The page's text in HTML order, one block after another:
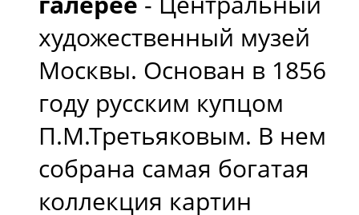
художественный музей
Москвы. Основан в 1856
году русским купцом
П.М.Третьяковым. В нем
собрана самая богатая
коллекция картин